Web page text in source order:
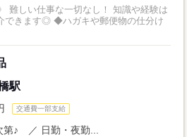
駅
交通費一部支給
♪ ／ 日勤・夜勤...